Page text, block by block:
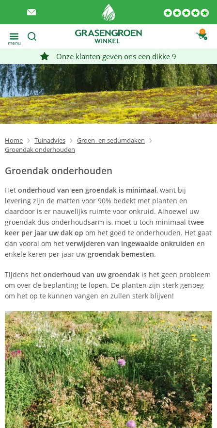
menu
0
Onze klanten geven ons een dikke 9
Home Tuinadvies
Groen- en sedumdaken
Groendak onderhouden
Groendak onderhouden
Het onderhoud van een groendak is minimaal, want bij
levering zijn de matten voor 90% bedekt met planten en
daardoor is er nauwelijks ruimte voor onkruid. Alhoewel uw
groendak dus onderhoudsarm is, moet u toch minimaal twee
keer per jaar uw dak op om het goed te onderhouden. Het gaat
dan vooral om het verwijderen van ingewaaide onkruiden en
enkele keren per jaar uw groendak bemesten.
Tijdens het onderhoud van uw groendak is het geen probleem
om over de beplanting te lopen. De planten zijn sterk genoeg
om het op te kunnen vangen en zullen sterk blijven!